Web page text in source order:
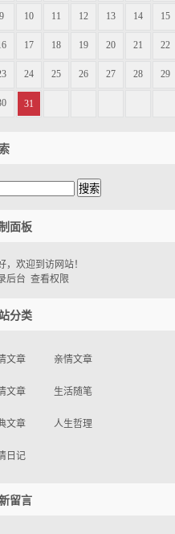
9 10 11 12 13 14 15
17 18 19 20 21 22
24 25 26 27 28 29
31
面板
，欢迎到访网站！
后台 查看权限
分类
文章 亲情文章
文章 生活随笔
文章 人生哲理
日记
留言